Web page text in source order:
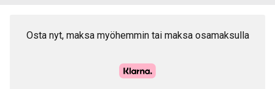
Osta nyt, maksa myöhemmin tai maksa osamaksulla